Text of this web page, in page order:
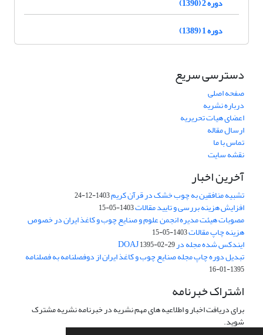
دوره 1 (1389)
دسترسی سریع
صفحه اصلی
درباره نشریه
اعضای هیات تحریریه
ارسال مقاله
تماس با ما
نقشه سایت
آخرین اخبار
تشبیه منافقین به چوب خشک در قرآن کریم1403-12-24
افزایش هزینه بررسی و تایید مقالات1403-05-15
مصوبات هیئت مدیره انجمن علوم و صنایع چوب و کاغذ ایران در خصوص
هزینه چاپ مقالات1403-05-15
ایندکس شده مجله در DOAJ1395-02-29
تبدیل دوره چاپ مجله صنایع چوب و کاغذ ایران از دوفصلنامه به فصلنامه
1395-01-16
اشتراک خبرنامه
برای دریافت اخبار و اطلاعیه های مهم نشریه در خبرنامه نشریه مشترک
شوید.